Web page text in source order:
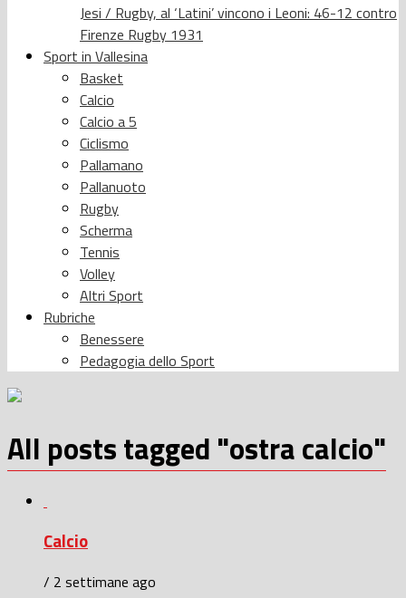
Jesi / Rugby, al ‘Latini’ vincono i Leoni: 46-12 contro
Firenze Rugby 1931
Sport in Vallesina
Basket
Calcio
Calcio a 5
Ciclismo
Pallamano
Pallanuoto
Rugby
Scherma
Tennis
Volley
Altri Sport
Rubriche
Benessere
Pedagogia dello Sport
All posts tagged "ostra calcio"
Calcio
/ 2 settimane ago